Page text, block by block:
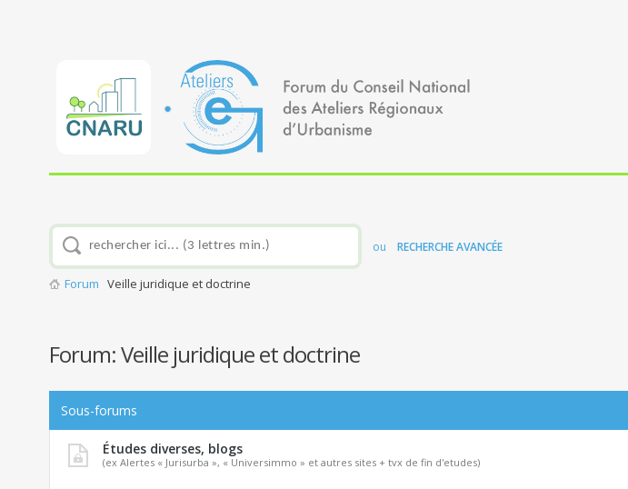
ou RECHERCHE AVANCÉE
Forum Veille juridique et doctrine
Forum:Veille juridique et doctrine
Sous-forums
Études diverses, blogs
(ex Alertes « Jurisurba », « Universimmo » et autres sites + tvx de fin d'etudes)